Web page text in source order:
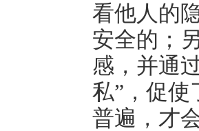
看他人的
安全的；
感，并通
私”，促使
普遍，才